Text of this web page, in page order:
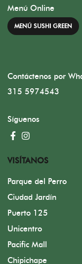
Menú Online
MENÚ SUSHI GREEN
Contáctenos por
315 5974543
Síguenos
VISÍTANOS
Parque del Perro
Ciudad Jardín
Puerto 125
Unicentro
Pacific Mall
Chipichape